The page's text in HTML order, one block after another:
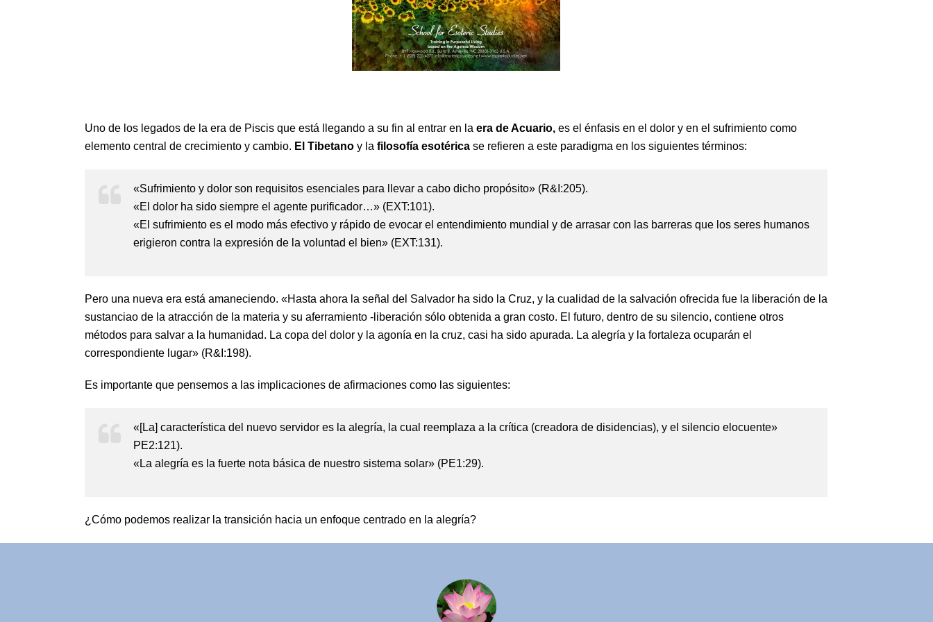
Uno de los legados de la era de Piscis que está llegando a su fin al entrar en la era de Acuario, es el énfasis en el dolor y en el sufrimiento como
elemento central de crecimiento y cambio. El Tibetano y la filosofía esotérica se refieren a este paradigma en los siguientes términos:
«Sufrimiento y dolor son requisitos esenciales para llevar a cabo dicho propósito» (R&I:205).
«El dolor ha sido siempre el agente purificador…» (EXT:101).
«El sufrimiento es el modo más efectivo y rápido de evocar el entendimiento mundial y de arrasar con las barreras que los seres humanos
erigieron contra la expresión de la voluntad el bien» (EXT:131).
Pero una nueva era está amaneciendo. «Hasta ahora la señal del Salvador ha sido la Cruz, y la cualidad de la salvación ofrecida fue la liberación de la
sustanciao de la atracción de la materia y su aferramiento -liberación sólo obtenida a gran costo. El futuro, dentro de su silencio, contiene otros
métodos para salvar a la humanidad. La copa del dolor y la agonía en la cruz, casi ha sido apurada. La alegría y la fortaleza ocuparán el
correspondiente lugar» (R&I:198).
Es importante que pensemos a las implicaciones de afirmaciones como las siguientes:
«[La] característica del nuevo servidor es la alegría, la cual reemplaza a la crítica (creadora de disidencias), y el silencio elocuente»
PE2:121).
«La alegría es la fuerte nota básica de nuestro sistema solar» (PE1:29).
¿Cómo podemos realizar la transición hacia un enfoque centrado en la alegría?